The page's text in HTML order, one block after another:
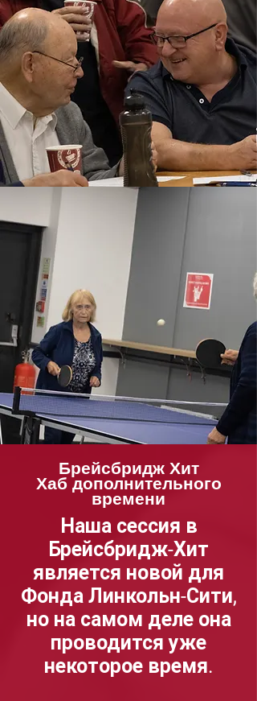
Брейсбридж Хит
Хаб дополнительного
времени
Наша сессия в
Брейсбридж-Хит
является новой для
Фонда Линкольн-Сити,
но на самом деле она
проводится уже
некоторое время.